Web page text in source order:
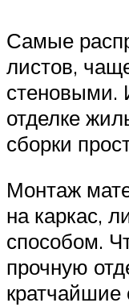
Самые
листов,
стеновыми.
отделке
сборки
Монтаж
на каркас,
способом.
прочную
кратчайшие